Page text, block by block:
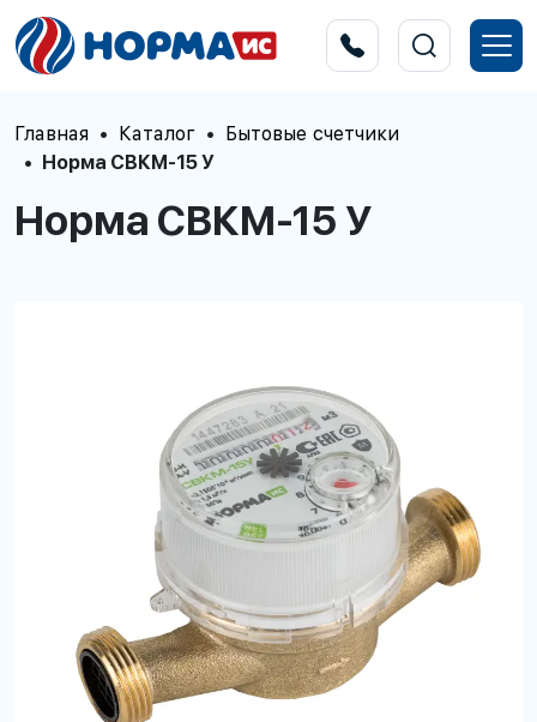
Главная Каталог
Бытовые счетчики
Норма СВКМ-15 У
Норма СВКМ-15 У